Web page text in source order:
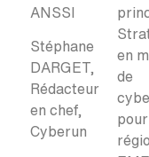
ANSSI
Stéphane
DARGET,
Rédacteur
en chef,
Cyberun
en
de